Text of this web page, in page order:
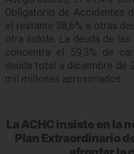
Obligatorio de Accidentes
el restante 38,6% a otras
otra índole. La deuda de las
concentra el 59,3% de
deuda total a diciembre de
mil millones aproximados.
La ACHC insiste en la
Plan Extraordinario